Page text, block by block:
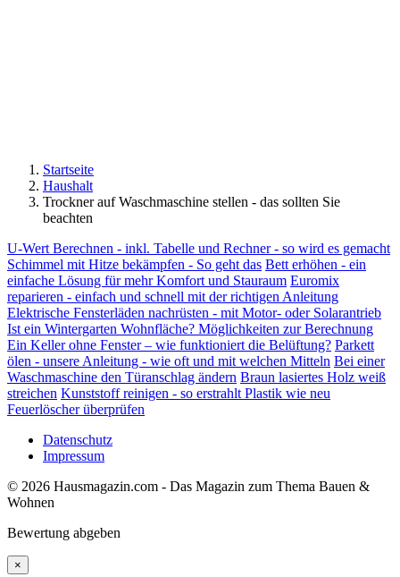
Startseite
Haushalt
Trockner auf Waschmaschine stellen - das sollten Sie
beachten
U-Wert Berechnen - inkl. Tabelle und Rechner - so wird es gemacht
Schimmel mit Hitze bekämpfen - So geht das Bett erhöhen - ein
einfache Lösung für mehr Komfort und Stauraum Euromix
reparieren - einfach und schnell mit der richtigen Anleitung
Elektrische Fensterläden nachrüsten - mit Motor- oder Solarantrieb
Ist ein Wintergarten Wohnfläche? Möglichkeiten zur Berechnung
Ein Keller ohne Fenster – wie funktioniert die Belüftung? Parkett
ölen - unsere Anleitung - wie oft und mit welchen Mitteln Bei einer
Waschmaschine den Türanschlag ändern Braun lasiertes Holz weiß
streichen Kunststoff reinigen - so erstrahlt Plastik wie neu
Feuerlöscher überprüfen
Datenschutz
Impressum
© 2026 Hausmagazin.com - Das Magazin zum Thema Bauen &
Wohnen
Bewertung abgeben
×